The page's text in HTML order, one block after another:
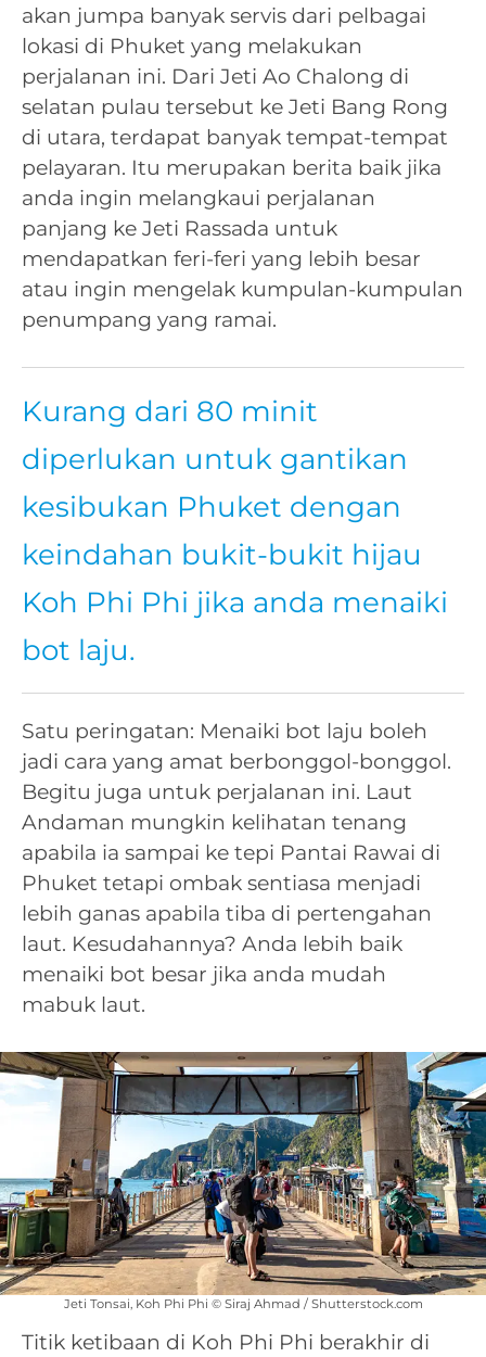
akan jumpa banyak servis dari pelbagai
lokasi di Phuket yang melakukan
perjalanan ini. Dari Jeti Ao Chalong di
selatan pulau tersebut ke Jeti Bang Rong
di utara, terdapat banyak tempat-tempat
pelayaran. Itu merupakan berita baik jika
anda ingin melangkaui perjalanan
panjang ke Jeti Rassada untuk
mendapatkan feri-feri yang lebih besar
atau ingin mengelak kumpulan-kumpulan
penumpang yang ramai.
Kurang dari 80 minit
diperlukan untuk gantikan
kesibukan Phuket dengan
keindahan bukit-bukit hijau
Koh Phi Phi jika anda menaiki
bot laju.
Satu peringatan: Menaiki bot laju boleh
jadi cara yang amat berbonggol-bonggol.
Begitu juga untuk perjalanan ini. Laut
Andaman mungkin kelihatan tenang
apabila ia sampai ke tepi Pantai Rawai di
Phuket tetapi ombak sentiasa menjadi
lebih ganas apabila tiba di pertengahan
laut. Kesudahannya? Anda lebih baik
menaiki bot besar jika anda mudah
mabuk laut.
Jeti Tonsai, Koh Phi Phi © Siraj Ahmad / Shutterstock.com
Titik ketibaan di Koh Phi Phi berakhir di